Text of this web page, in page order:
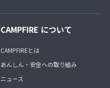
CAMPFIRE について
CAMPFIREとは
あんしん・安全への取り組み
ニュース